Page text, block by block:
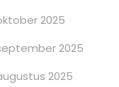
2025
2025
2025